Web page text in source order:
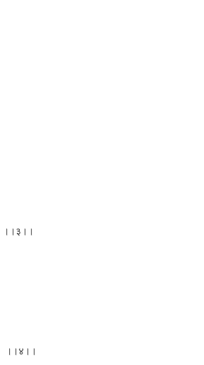
।।३।।
।।४।।